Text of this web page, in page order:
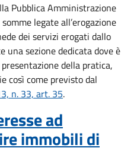
Pubblica Amministrazione
legate all’erogazione
dei servizi erogati dallo
una sezione dedicata dove è
della pratica,
così come previsto dal
n. 33, art. 35.
ad
immobili di